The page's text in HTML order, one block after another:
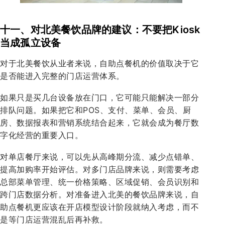
十一、对北美餐饮品牌的建议：不要把Kiosk
当成孤立设备
对于北美餐饮从业者来说，自助点餐机的价值取决于它
是否能进入完整的门店运营体系。
如果只是买几台设备放在门口，它可能只能解决一部分
排队问题。如果把它和POS、支付、菜单、会员、厨
房、数据报表和营销系统结合起来，它就会成为餐厅数
字化经营的重要入口。
对单店餐厅来说，可以先从高峰期分流、减少点错单、
提高加购率开始评估。对多门店品牌来说，则需要考虑
总部菜单管理、统一价格策略、区域促销、会员识别和
跨门店数据分析。对准备进入北美的餐饮品牌来说，自
助点餐机更应该在开店模型设计阶段就纳入考虑，而不
是等门店运营混乱后再补救。